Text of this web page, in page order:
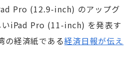
Pro (12.9-inch) のアップグ
いiPad Pro (11-inch) を発表す
の経済紙である経済日報が伝え